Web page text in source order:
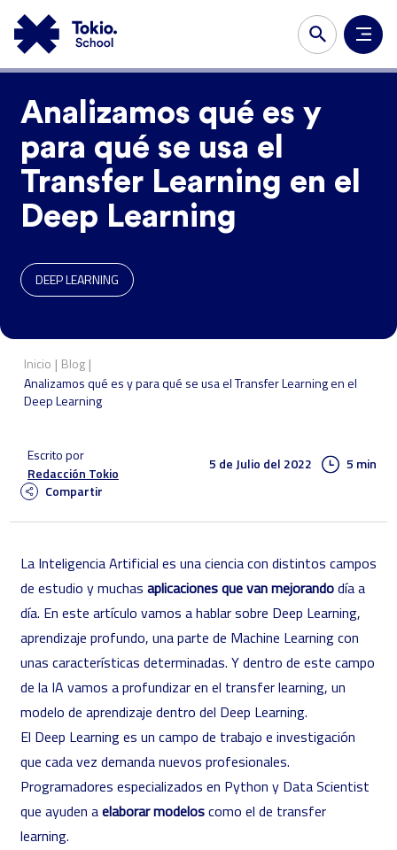
Analizamos qué es y
para qué se usa el
Transfer Learning en el
Deep Learning
DEEP LEARNING
Inicio | Blog |
Analizamos qué es y para qué se usa el Transfer Learning en el
Deep Learning
Escrito por
Redacción Tokio
5 de Julio del 2022
5 min
Compartir
La Inteligencia Artificial es una ciencia con distintos campos
de estudio y muchas aplicaciones que van mejorandodía a
día. En este artículo vamos a hablar sobre Deep Learning,
aprendizaje profundo, una parte de Machine Learning con
unas características determinadas. Y dentro de este campo
de la IA vamos a profundizar en el transfer learning, un
modelo de aprendizaje dentro del Deep Learning.
El Deep Learning es un campo de trabajo e investigación
que cada vez demanda nuevos profesionales.
Programadores especializados en Python y Data Scientist
que ayuden aelaborar modeloscomo el de transfer
learning.